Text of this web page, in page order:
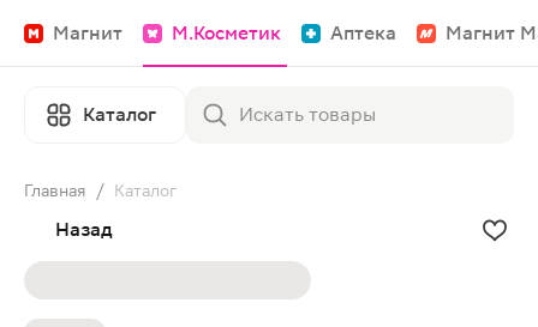
Магнит М.Косметик Аптека Магнит
Каталог
Главная / Каталог
Назад